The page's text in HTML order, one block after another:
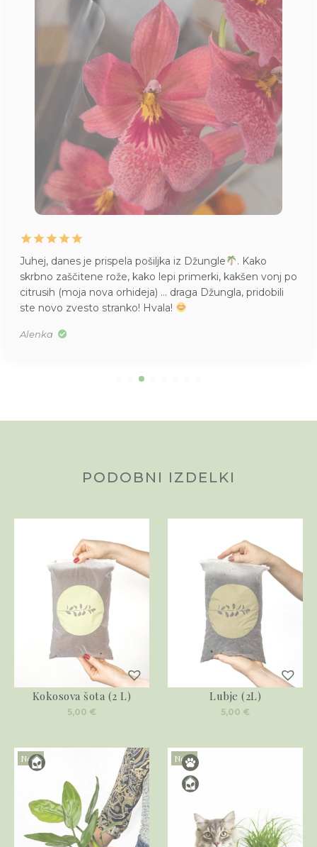
Juhej, danes je prispela pošiljka iz Džungle
. Kako
skrbno zaščitene rože, kako lepi primerki, kakšen vonj po
citrusih (moja nova orhideja) … draga Džungla, pridobili
ste novo zvesto stranko! Hvala!
Alenka
PODOBNI IZDELKI
Kokosova šota (2 L)
5,00 €
Lubje (2L)
5,00 €
Novo Novo